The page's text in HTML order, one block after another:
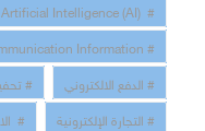
# Artificial Intelligence (AI)
# technology and communication Information
# الدفع الالكتروني
#
# التجارة الإلكترونية
#